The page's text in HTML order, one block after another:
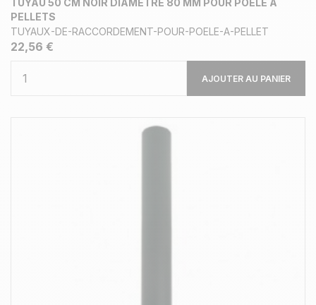
TUYAU 50 CM NOIR DIAMETRE 80 MM POUR POELE A
PELLETS
TUYAUX-DE-RACCORDEMENT-POUR-POELE-A-PELLET
22,56 €
AJOUTER AU PANIER